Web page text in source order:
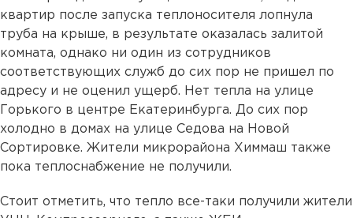
квартир после запуска теплоносителя лопнула
труба на крыше, в результате оказалась залитой
комната, однако ни один из сотрудников
соответствующих служб до сих пор не пришел по
адресу и не оценил ущерб. Нет тепла на улице
Горького в центре Екатеринбурга. До сих пор
холодно в домах на улице Седова на Новой
Сортировке. Жители микрорайона Химмаш также
пока теплоснабжение не получили.
Стоит отметить, что тепло все-таки получили жители